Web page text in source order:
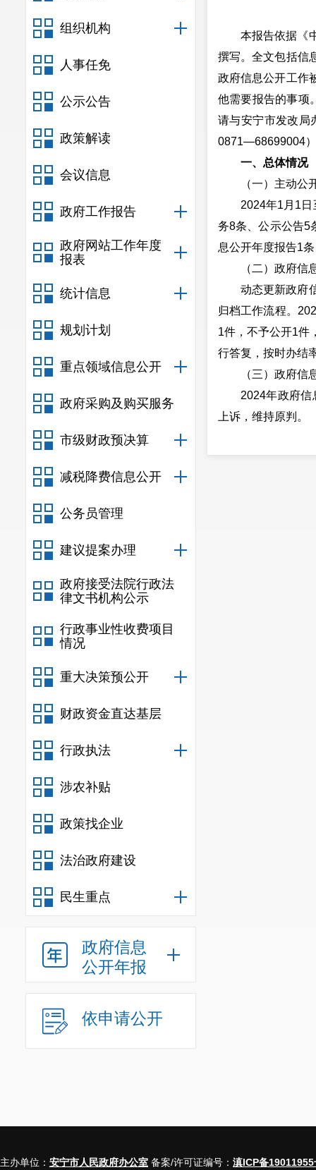
组织机构
人事任免
公示公告
政策解读
会议信息
政府工作报告
政府网站工作年度
报表
统计信息
规划计划
重点领域信息公开
政府采购及购买服务
市级财政预决算
减税降费信息公开
公务员管理
建议提案办理
政府接受法院行政法
律文书机构公示
行政事业性收费项目
情况
重大决策预公开
财政资金直达基层
行政执法
涉农补贴
政策找企业
法治政府建设
民生重点
政府信息
公开年报
依申请公开
本报告依据《
撰写。全文包括信
政府信息公开工作
他需要报告的事项
请与安宁市发改局
0871—68699004
一、总体情况
（一）主动公
2024年1月1
务8条、公示公告5
息公开年度报告1
（二）政府信
动态更新政府
归档工作流程。
1件，不予公开1件
行答复，按时办结
（三）政府
2024年政府信
上诉，维持原判。
为了推进和规
（本列
主办单位： 安宁市人民政府办公室 备案/许可证编号： 滇ICP备